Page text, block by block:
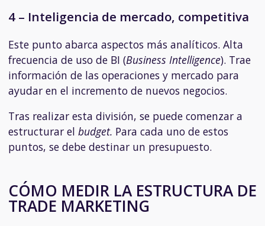
4 – Inteligencia de mercado, competitiva
Este punto abarca aspectos más analíticos. Alta
frecuencia de uso de BI (Business Intelligence). Trae
información de las operaciones y mercado para
ayudar en el incremento de nuevos negocios.
Tras realizar esta división, se puede comenzar a
estructurar el budget. Para cada uno de estos
puntos, se debe destinar un presupuesto.
CÓMO MEDIR LA ESTRUCTURA DE
TRADE MARKETING